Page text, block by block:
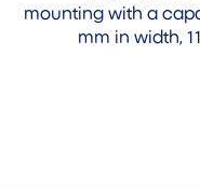
mounting with a
mm in width,